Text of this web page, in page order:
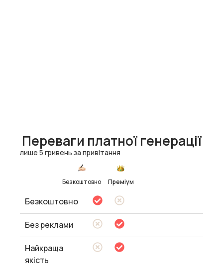
Переваги платної генерації
лише 5 гривень за привітання
Безкоштовно Преміум
Безкоштовно
Без реклами
Найкраща
якість